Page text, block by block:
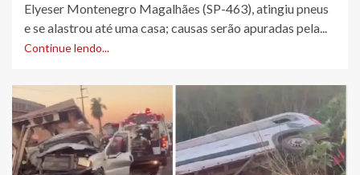
Elyeser Montenegro Magalhães (SP-463), atingiu pneus
e se alastrou até uma casa; causas serão apuradas pela...
Continue lendo...